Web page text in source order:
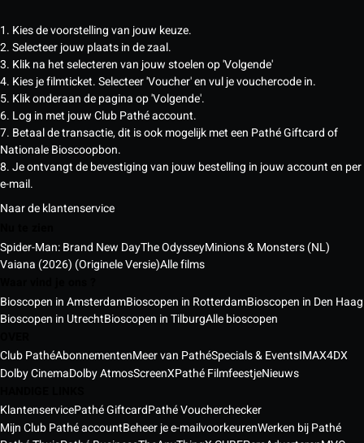
1. Kies de voorstelling van jouw keuze.
2. Selecteer jouw plaats in de zaal.
3. Klik na het selecteren van jouw stoelen op 'Volgende'
4. Kies je filmticket. Selecteer 'Voucher' en vul je vouchercode in.
5. Klik onderaan de pagina op 'Volgende'.
6. Log in met jouw Club Pathé account.
7. Betaal de transactie, dit is ook mogelijk met een Pathé Giftcard of
Nationale Bioscoopbon.
8. Je ontvangt de bevestiging van jouw bestelling in jouw account en per
e-mail.
Naar de klantenservice
Spider-Man: Brand New DayThe OdysseyMinions & Monsters (NL)
Vaiana (2026) (Originele Versie)Alle films
Bioscopen in AmsterdamBioscopen in RotterdamBioscopen in Den Haag
Bioscopen in UtrechtBioscopen in TilburgAlle bioscopen
Club PathéAbonnementenMeer van PathéSpecials & EventsIMAX4DX
Dolby CinemaDolby AtmosScreenXPathé FilmfeestjeNieuws
KlantenservicePathé GiftcardPathé Voucherchecker
Mijn Club Pathé accountBeheer je e-mailvoorkeurenWerken bij Pathé